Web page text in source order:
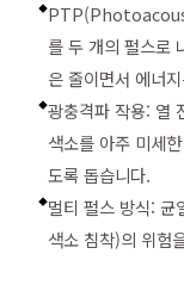
◆
를 두 개의 펄스로
은 줄이면서 에너
◆광충격파 작용: 열
색소를 아주 미세
도록 돕습니다.
◆멀티 펄스 방식: 균
색소 침착)의 위험